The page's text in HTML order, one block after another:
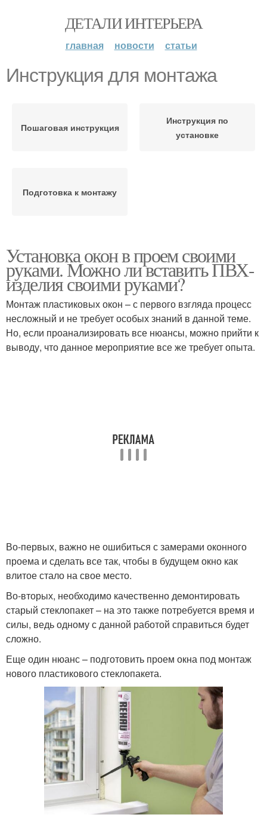
ДЕТАЛИ ИНТЕРЬЕРА
главная новости статьи
Инструкция для монтажа
Пошаговая инструкция
Инструкция по
установке
Подготовка к монтажу
Установка окон в проем своими
руками. Можно ли вставить ПВХ-
изделия своими руками?
Монтаж пластиковых окон – с первого взгляда процесс
несложный и не требует особых знаний в данной теме.
Но, если проанализировать все нюансы, можно прийти к
выводу, что данное мероприятие все же требует опыта.
Во-первых, важно не ошибиться с замерами оконного
проема и сделать все так, чтобы в будущем окно как
влитое стало на свое место.
Во-вторых, необходимо качественно демонтировать
старый стеклопакет – на это также потребуется время и
силы, ведь одному с данной работой справиться будет
сложно.
Еще один нюанс – подготовить проем окна под монтаж
нового пластикового стеклопакета.